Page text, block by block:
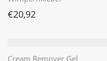
€20,92
Cream Remover Gel